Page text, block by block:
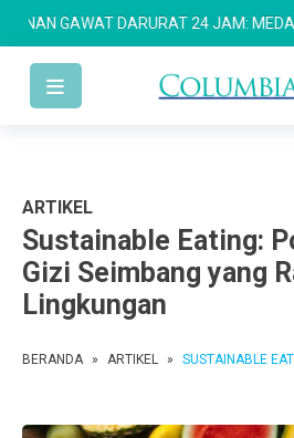
GAWAT DARURAT 24 JAM: MEDAN:
ARTIKEL
Sustainable Eating:
Gizi Seimbang yang
Lingkungan
BERANDA » ARTIKEL » SUSTAINABLE EATING: POLA